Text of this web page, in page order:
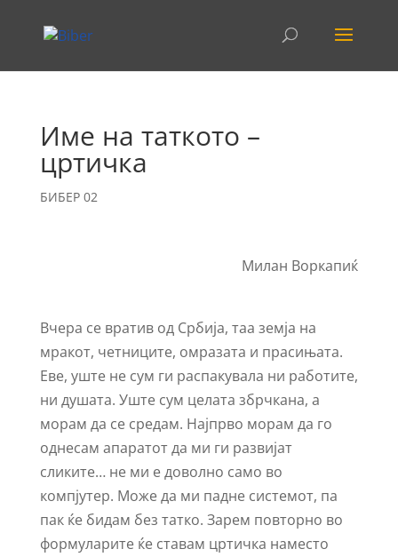
Име на таткото –
цртичка
БИБЕР 02
Милан Воркапиќ
Вчера се вратив од Србија, таа земја на
мракот, четниците, омразата и прасињата.
Еве, уште не сум ги распакувала ни работите,
ни душата. Уште сум целата збрчкана, а
морам да се средам. Најпрво морам да го
однесам апаратот да ми ги развијат
сликите… не ми е доволно само во
компјутер. Може да ми падне системот, па
пак ќе бидам без татко. Зарем повторно во
формуларите ќе ставам цртичка наместо